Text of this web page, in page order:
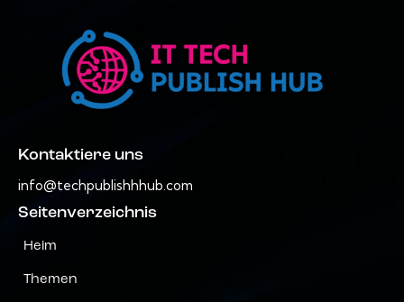
Kontaktiere uns
info@techpublishhhub.com
Seitenverzeichnis
Heim
Themen